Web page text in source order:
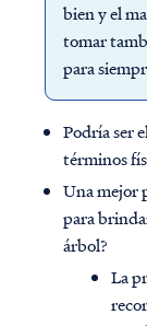
bien y el
tomar
para
Podría ser
términos
Una mejor
para
árbol?
La